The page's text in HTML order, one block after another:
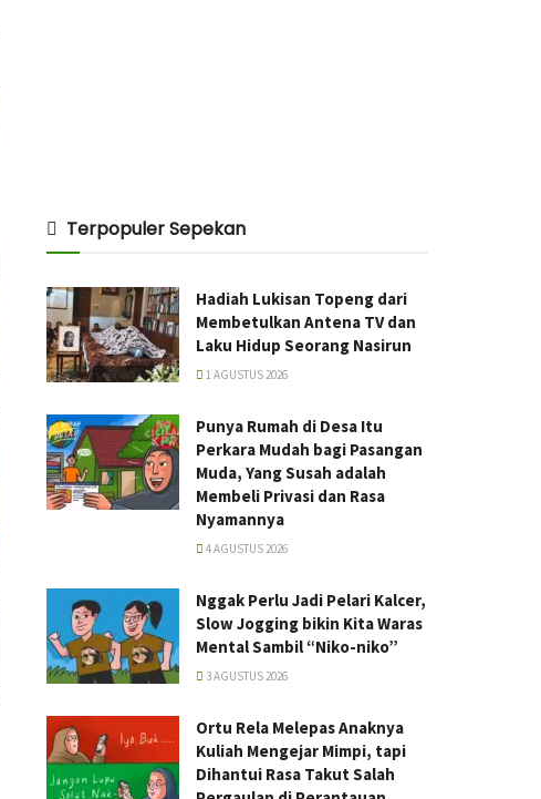
Terpopuler Sepekan
Hadiah Lukisan Topeng dari
Membetulkan Antena TV dan
Laku Hidup Seorang Nasirun
1 AGUSTUS 2026
Punya Rumah di Desa Itu
Perkara Mudah bagi Pasangan
Muda, Yang Susah adalah
Membeli Privasi dan Rasa
Nyamannya
4 AGUSTUS 2026
Nggak Perlu Jadi Pelari Kalcer,
Slow Jogging bikin Kita Waras
Mental Sambil “Niko-niko”
3 AGUSTUS 2026
Ortu Rela Melepas Anaknya
Kuliah Mengejar Mimpi, tapi
Dihantui Rasa Takut Salah